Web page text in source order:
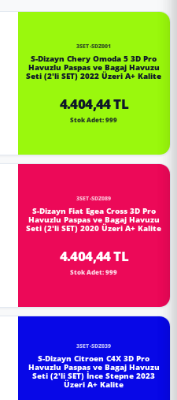
3SET-SDZ001
S-Dizayn Chery Omoda 5 3D Pro
Havuzlu Paspas ve Bagaj Havuzu
Seti (2'li SET) 2022 Üzeri A+ Kalite
4.404,44 TL
Stok Adet: 999
3SET-SDZ089
S-Dizayn Fiat Egea Cross 3D Pro
Havuzlu Paspas ve Bagaj Havuzu
Seti (2'li SET) 2020 Üzeri A+ Kalite
4.404,44 TL
Stok Adet: 999
3SET-SDZ039
S-Dizayn Citroen C4X 3D Pro
Havuzlu Paspas ve Bagaj Havuzu
Seti (2'li SET) İnce Stepne 2023
Üzeri A+ Kalite